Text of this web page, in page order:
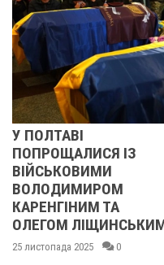
ПОЛТАВІ
ІЗ
ТА
ЛІЩИНСЬКИМ
листопада 2025 0